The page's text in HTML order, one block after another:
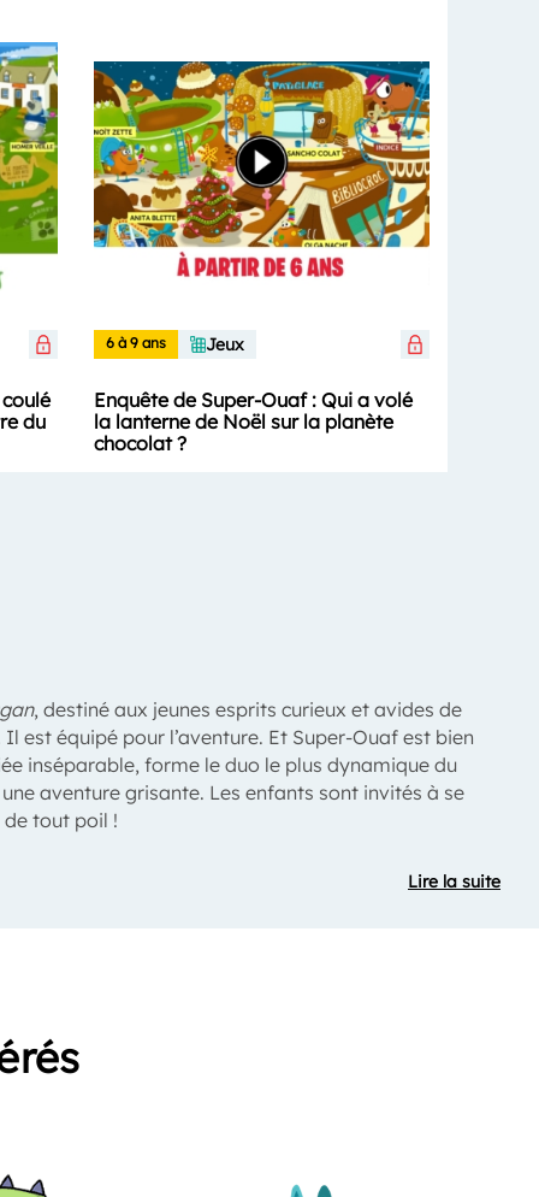
du
6 à 9 ans Jeux
Enquête de Super-Ouaf : Qui a volé
la lanterne de Noël sur la planète
chocolat ?
, destiné aux jeunes esprits curieux et avides de
est équipé pour l’aventure. Et Super-Ouaf est bien
inséparable, forme le duo le plus dynamique du
aventure grisante. Les enfants sont invités à se
tout poil !
Lire la suite